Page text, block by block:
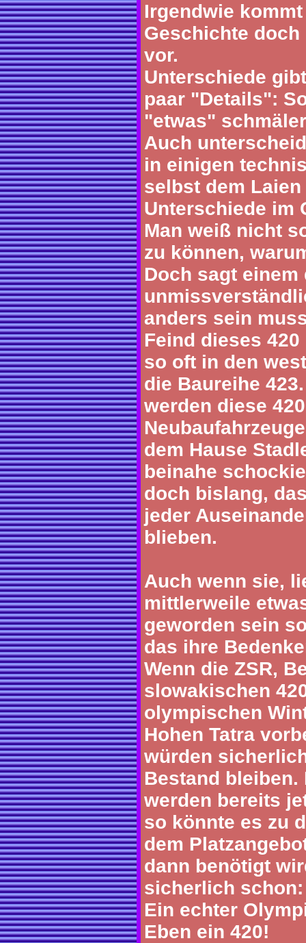
Irgendwie
Geschichte
vor.
Unterschiede
paar "Details":
"etwas"
Auch
in einigen
selbst dem
Unterschiede im
Man weiß nicht
zu können,
Doch sagt einem
anders sein
Feind dieses
so oft in den
die Baureihe
werden diese
dem Hause
beinahe
doch bislang,
jeder
blieben.
Auch wenn sie,
mittlerweile
geworden sein
das ihre
Wenn die ZSR,
slowakischen
olympischen
Hohen Tatra
würden
Bestand bleiben.
werden bereits
so könnte es zu
dem
dann benötigt
sicherlich schon:
Ein echter
Eben ein 420!